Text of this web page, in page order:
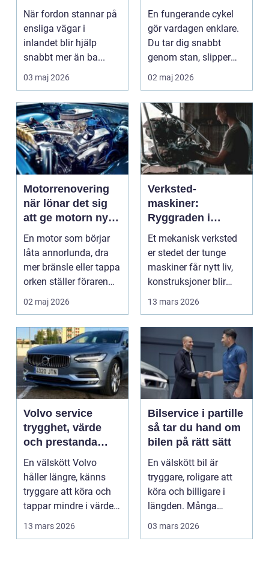
året runt
När fordon stannar på
ensliga vägar i
inlandet blir hjälp
snabbt mer än ba...
03 maj 2026
din cykel
En fungerande cykel
gör vardagen enklare.
Du tar dig snabbt
genom stan, slipper
köer och får motion ...
02 maj 2026
Motorrenovering
när lönar det sig
att ge motorn nytt
liv?
En motor som börjar
låta annorlunda, dra
mer bränsle eller tappa
orken ställer föraren
inför ett val...
02 maj 2026
Verksted-
maskiner:
Ryggraden i
moderne industri
Et mekanisk verksted
er stedet der tunge
maskiner får nytt liv,
konstruksjoner blir
13 mars 2026
Volvo service
trygghet, värde
och prestanda
över tid
En välskött Volvo
håller längre, känns
tryggare att köra och
tappar mindre i värde.
13 mars 2026
Bilservice i partille
så tar du hand om
bilen på rätt sätt
En välskött bil är
tryggare, roligare att
köra och billigare i
längden. Många
03 mars 2026